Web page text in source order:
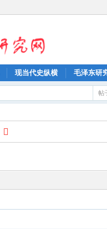
现当代史纵横 毛泽东研
帖